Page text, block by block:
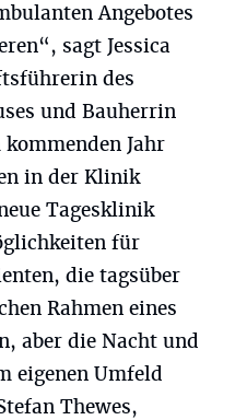
Angebotes
sagt Jessica
des
und Bauherrin
Jahr
in der Klinik
Tagesklinik
für
die tagsüber
Rahmen eines
aber die Nacht und
eigenen Umfeld
Thewes,